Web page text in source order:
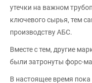
утечки на важном
ключевого сырья, тем
производству АБС.
Вместе с тем, другие
были затронуты форс-
В настоящее время